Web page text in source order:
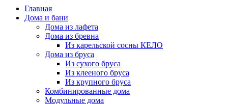
Главная
Дома и бани
Дома из лафета
Дома из бревна
Из карельской сосны КЕЛО
Дома из бруса
Из сухого бруса
Из клееного бруса
Из крупного бруса
Комбинированные дома
Модульные дома